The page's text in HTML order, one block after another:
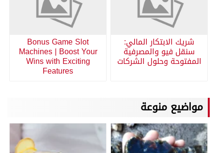
شريك الابتكار المالي:
سنقل فيو والمصرفية
المفتوحة وحلول الشركات
Bonus Game Slot
Machines | Boost Your
Wins with Exciting
Features
مواضيع منوعة